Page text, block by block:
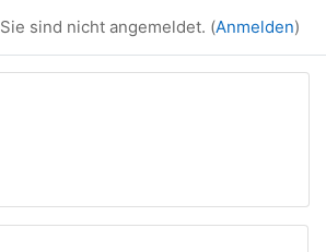
Sie sind nicht angemeldet. (Anmelden)